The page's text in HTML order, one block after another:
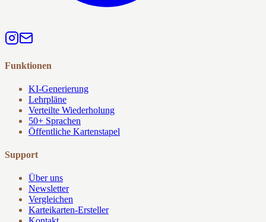
Funktionen
KI-Generierung
Lehrpläne
Verteilte Wiederholung
50+ Sprachen
Öffentliche Kartenstapel
Support
Über uns
Newsletter
Vergleichen
Karteikarten-Ersteller